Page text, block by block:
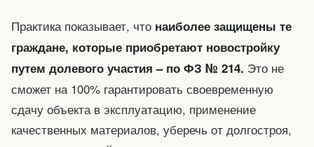
Практика показывает, что наиболее защищены те
граждане, которые приобретают новостройку
путем долевого участия – по ФЗ № 214. Это не
сможет на 100% гарантировать своевременную
сдачу объекта в эксплуатацию, применение
качественных материалов, уберечь от долгостроя,